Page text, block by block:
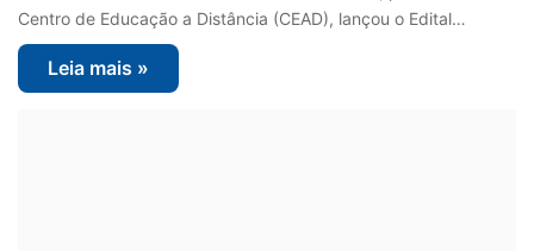
Centro de Educação a Distância (CEAD), lançou o Edital…
Leia mais »